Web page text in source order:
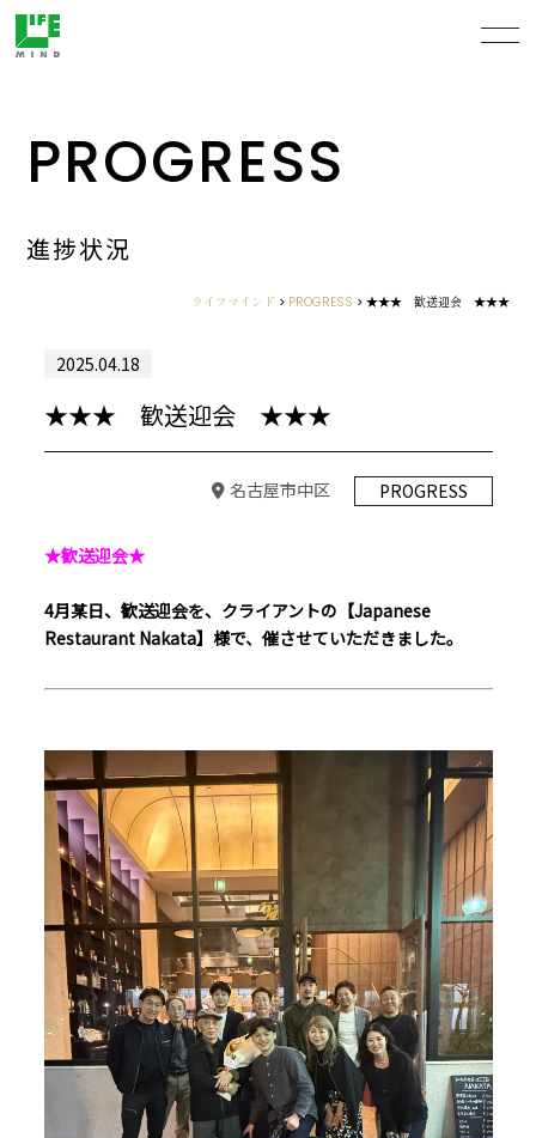
PROGRESS
進捗状況
ライフマインド > PROGRESS > ★★★ 歓送迎会 ★★★
2025.04.18
★★★ 歓送迎会 ★★★
名古屋市中区 PROGRESS
★歓送迎会★
4月某日、歓送迎会を、クライアントの【Japanese
Restaurant Nakata】様で、催させていただきました。